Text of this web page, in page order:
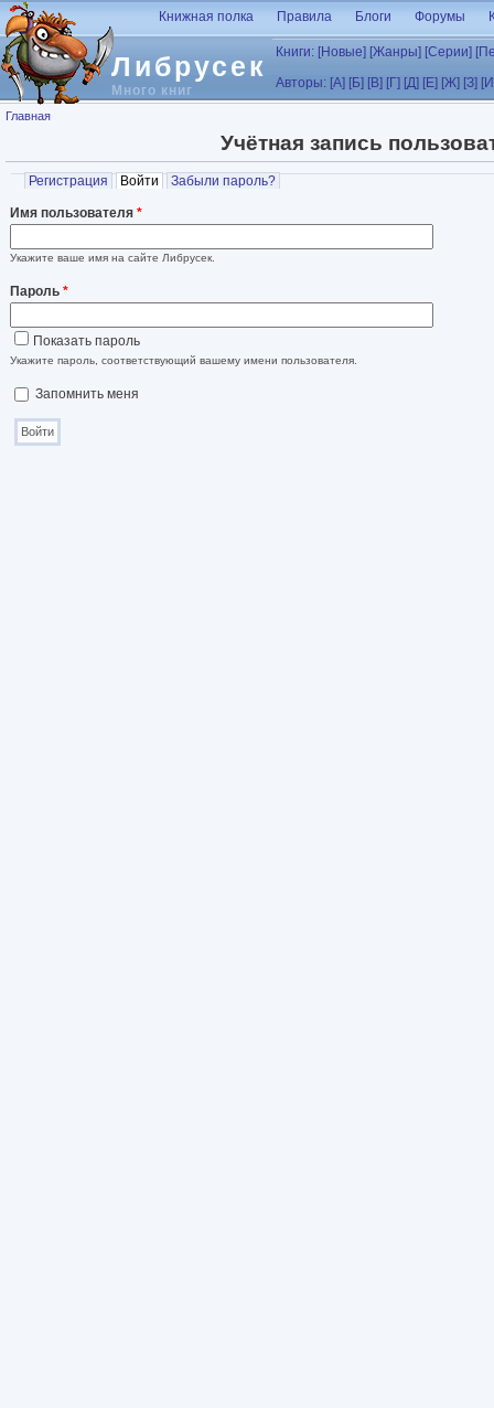
Перейти к основному содержанию
Либрусек
Много книг
Книжная полка Правила Блоги Форумы
Книги: [Новые] [Жанры] [Серии]
Авторы: [А] [Б] [В] [Г] [Д] [Е] [Ж] [З]
Вы здесь
Главная
Учётная запись
Главные вкладки
Регистрация Войти (активная вкладка)
Забыли пароль?
Имя пользователя *
Укажите ваше имя на сайте Либрусек.
Пароль *
Показать пароль
Укажите пароль, соответствующий вашему имени пользователя.
Запомнить меня